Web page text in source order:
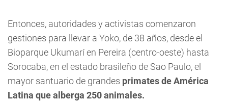
Entonces, autoridades y activistas comenzaron
gestiones para llevar a Yoko, de 38 años, desde el
Bioparque Ukumarí en Pereira (centro-oeste) hasta
Sorocaba, en el estado brasileño de Sao Paulo, el
mayor santuario de grandes primates de América
Latina que alberga 250 animales.